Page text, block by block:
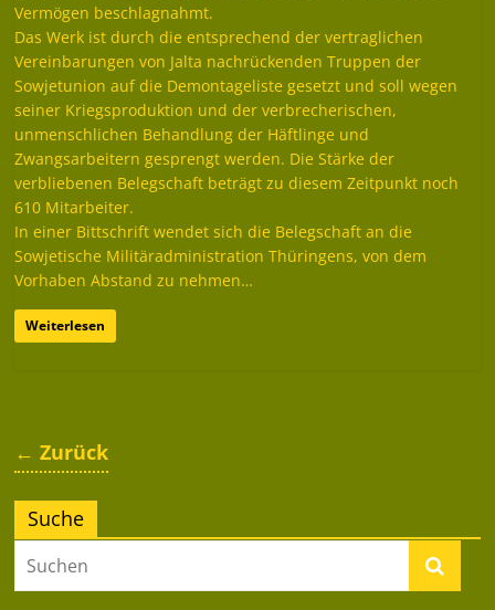
Vermögen beschlagnahmt.
Das Werk ist durch die entsprechend der vertraglichen
Vereinbarungen von Jalta nachrückenden Truppen der
Sowjetunion auf die Demontageliste gesetzt und soll wegen
seiner Kriegsproduktion und der verbrecherischen,
unmenschlichen Behandlung der Häftlinge und
Zwangsarbeitern gesprengt werden. Die Stärke der
verbliebenen Belegschaft beträgt zu diesem Zeitpunkt noch
610 Mitarbeiter.
In einer Bittschrift wendet sich die Belegschaft an die
Sowjetische Militäradministration Thüringens, von dem
Vorhaben Abstand zu nehmen…
Weiterlesen
← Zurück
Suche